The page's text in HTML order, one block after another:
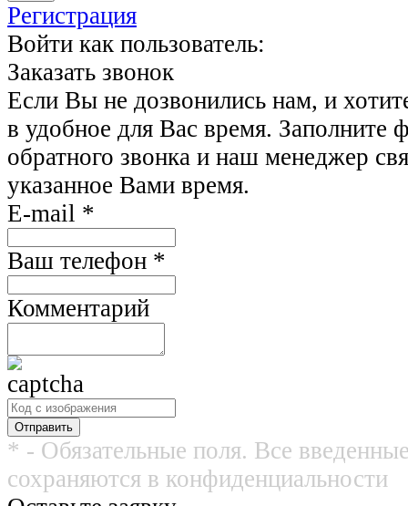
Регистрация
Войти как пользователь:
Заказать звонок
Если Вы не дозвонились нам, и
в удобное для Вас время. Заполните
обратного звонка и наш менеджер
указанное Вами время.
E-mail *
Ваш телефон *
Комментарий
* - Обязательные поля. Все
сохраняются в конфиденциальности